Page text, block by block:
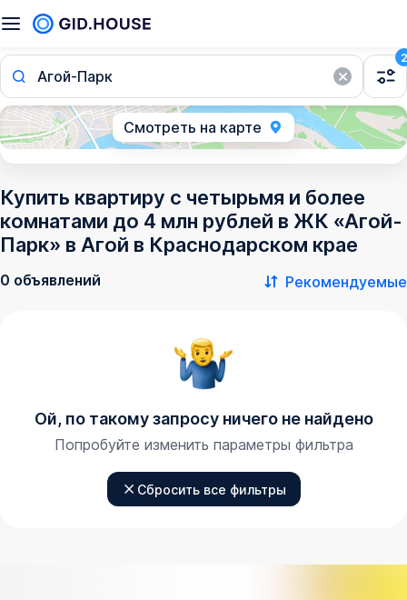
Агой-Парк
2
Смотреть на карте
Купить квартиру с четырьмя и более
комнатами до 4 млн рублей в ЖК «Агой-
Парк» в Агой в Краснодарском крае
0 объявлений Рекомендуемые
Ой, по такому запросу ничего не найдено
Попробуйте изменить параметры фильтра
Сбросить все фильтры